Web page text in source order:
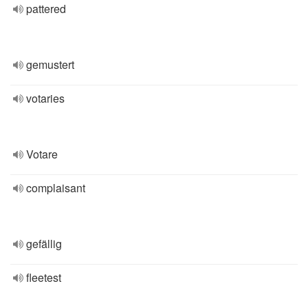
pattered
gemustert
votaries
Votare
complaisant
gefällig
fleetest